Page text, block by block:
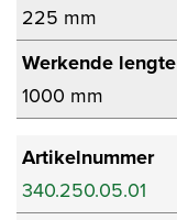
225 mm
Werkende lengte
1000 mm
Artikelnummer
340.250.05.01